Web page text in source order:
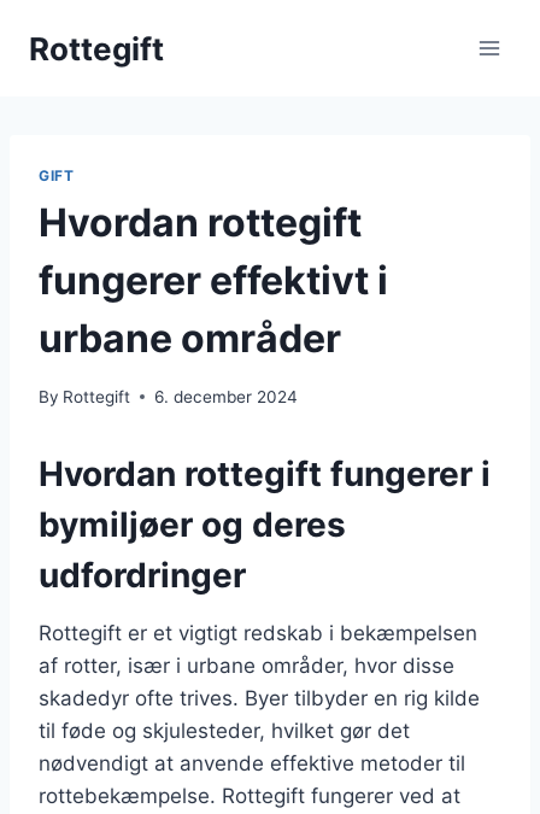
Rottegift
GIFT
Hvordan rottegift
fungerer effektivt i
urbane områder
By Rottegift 6. december 2024
Hvordan rottegift fungerer i
bymiljøer og deres
udfordringer
Rottegift er et vigtigt redskab i bekæmpelsen
af rotter, især i urbane områder, hvor disse
skadedyr ofte trives. Byer tilbyder en rig kilde
til føde og skjulesteder, hvilket gør det
nødvendigt at anvende effektive metoder til
rottebekæmpelse. Rottegift fungerer ved at